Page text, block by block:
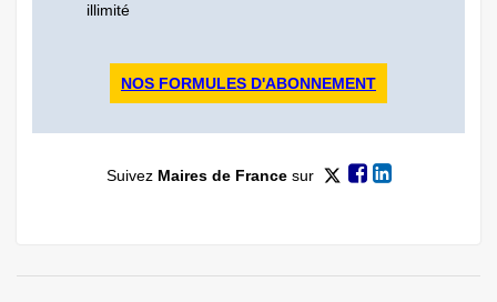
illimité
NOS FORMULES D'ABONNEMENT
Suivez Maires de Francesur